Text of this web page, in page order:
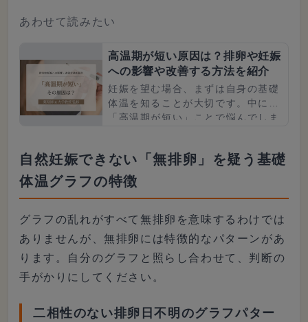
あわせて読みたい
高温期が短い原因は？排卵や妊娠
への影響や改善する方法を紹介
妊娠を望む場合、まずは自身の基礎
体温を知ることが大切です。中には
「高温期が短い」ことで悩んでしま
高...
自然妊娠できない「無排卵」を疑う基礎
体温グラフの特徴
グラフの乱れがすべて無排卵を意味するわけでは
ありませんが、無排卵には特徴的なパターンがあ
ります。自分のグラフと照らし合わせて、判断の
手がかりにしてください。
二相性のない排卵日不明のグラフパター